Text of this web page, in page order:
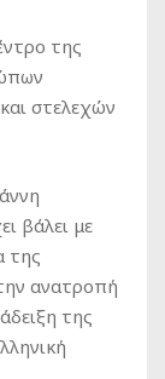
της
στελεχών
βάλει με
της
ανατροπή
της